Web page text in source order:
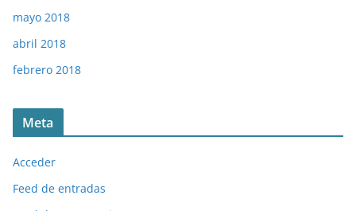
mayo 2018
abril 2018
febrero 2018
Meta
Acceder
Feed de entradas